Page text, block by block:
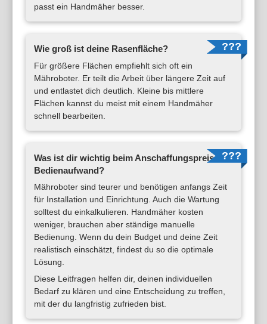
passt ein Handmäher besser.
Wie groß ist deine Rasenfläche?
Für größere Flächen empfiehlt sich oft ein
Mähroboter. Er teilt die Arbeit über längere Zeit auf
und entlastet dich deutlich. Kleine bis mittlere
Flächen kannst du meist mit einem Handmäher
schnell bearbeiten.
Was ist dir wichtig beim Anschaffungspreis und
Bedienaufwand?
Mähroboter sind teurer und benötigen anfangs Zeit
für Installation und Einrichtung. Auch die Wartung
solltest du einkalkulieren. Handmäher kosten
weniger, brauchen aber ständige manuelle
Bedienung. Wenn du dein Budget und deine Zeit
realistisch einschätzt, findest du so die optimale
Lösung.
Diese Leitfragen helfen dir, deinen individuellen
Bedarf zu klären und eine Entscheidung zu treffen,
mit der du langfristig zufrieden bist.